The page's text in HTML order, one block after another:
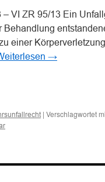
– VI ZR 95/13 Ein
einer
→
| Verschlagwortet